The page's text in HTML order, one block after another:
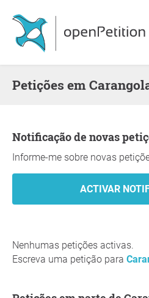
Petições em
Notificação de novas
Informe-me sobre novas
Nenhumas petições activas.
Escreva uma petição para